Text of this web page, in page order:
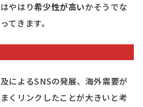
やはり希少性が高いかそうでな
てきます。
によるSNSの発展、海外需要が
くリンクしたことが大きいと考